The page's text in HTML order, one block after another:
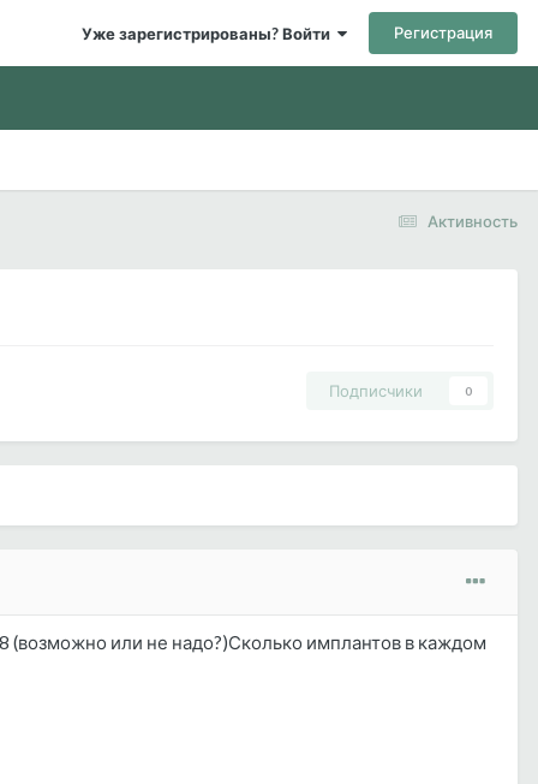
Уже зарегистрированы? Войти Регистрация
Активность
Подписчики 0
(возможно или не надо?)Сколько имплантов в каждом